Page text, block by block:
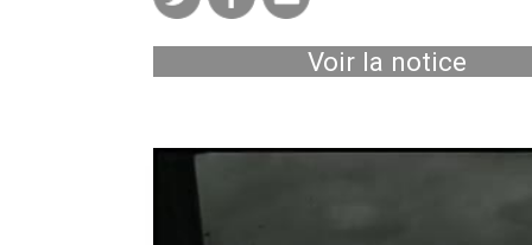
Voir la notice